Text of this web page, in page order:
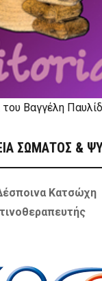
του Βαγγέλη
ΣΩΜΑΤΟΣ &
Κατσώχη